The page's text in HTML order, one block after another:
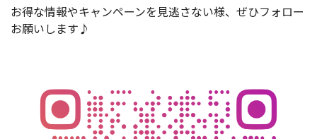
お得な情報やキャンペーンを見逃さない様、ぜひフォロー
お願いします♪